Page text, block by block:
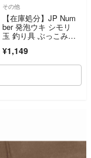
その他
【在庫処分】JP Num
ber 発泡ウキ シモリ
玉 釣り具 ぶっこみサ
¥1,149